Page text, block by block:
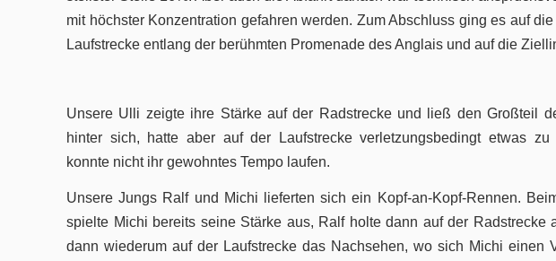
mit höchster Konzentration gefahren werden. Zum Abschluss ging es auf
Laufstrecke entlang der berühmten Promenade des Anglais und auf die
Unsere Ulli zeigte ihre Stärke auf der Radstrecke und ließ den Großteil
hinter sich, hatte aber auf der Laufstrecke verletzungsbedingt etwas zu
konnte nicht ihr gewohntes Tempo laufen.
Unsere Jungs Ralf und Michi lieferten sich ein Kopf-an-Kopf-Rennen.
spielte Michi bereits seine Stärke aus, Ralf holte dann auf der Radstrecke
dann wiederum auf der Laufstrecke das Nachsehen, wo sich Michi einen